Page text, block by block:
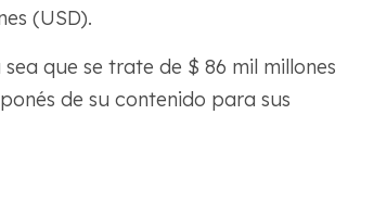
(USD).
que se trate de $ 86 mil millones
de su contenido para sus